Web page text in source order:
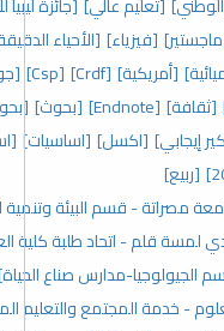
[تعليم عالي] [جائزة ليبيا
[فيزياء] [الأحياء
[أمريكية] [Crdf]
[Csp]
[ثقافة] [Endnote] [بحوث]
إيجابي] [اكسل] [اساسيات]
[ربيع]
مصراتة - قسم البيئة وتنمية
لمسة قلم - اتحاد طلبة كلية
الجيولوجيا-مدارس صناع
- خدمة المجتمع والتعليم